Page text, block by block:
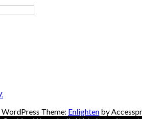
WordPress Theme: Enlighten by